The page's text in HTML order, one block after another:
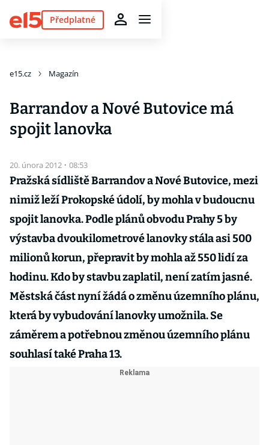
Předplatné
e15.cz Magazín
Barrandov a Nové Butovice má
spojit lanovka
20. února 2012 · 08:53
Pražská sídliště Barrandov a Nové Butovice, mezi
nimiž leží Prokopské údolí, by mohla v budoucnu
spojit lanovka. Podle plánů obvodu Prahy 5 by
výstavba dvoukilometrové lanovky stála asi 500
milionů korun, přepravit by mohla až 550 lidí za
hodinu. Kdo by stavbu zaplatil, není zatím jasné.
Městská část nyní žádá o změnu územního plánu,
která by vybudování lanovky umožnila. Se
záměrem a potřebnou změnou územního plánu
souhlasí také Praha 13.